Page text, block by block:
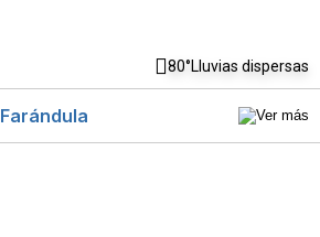
80°Lluvias dispersas
Farándula